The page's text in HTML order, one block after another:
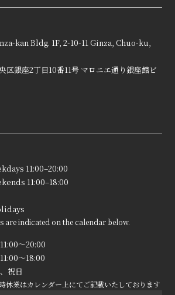
kan Bldg. 1F, 2-10-11 Ginza, Chuo-ku,
区銀座2丁目10番11号 マロニエ通り銀座館ビ
11:00–20:00
11:00–18:00
indicated on the calendar below.
～20:00
～18:00
祝日
休業はカレンダー上にてご記載いたしております